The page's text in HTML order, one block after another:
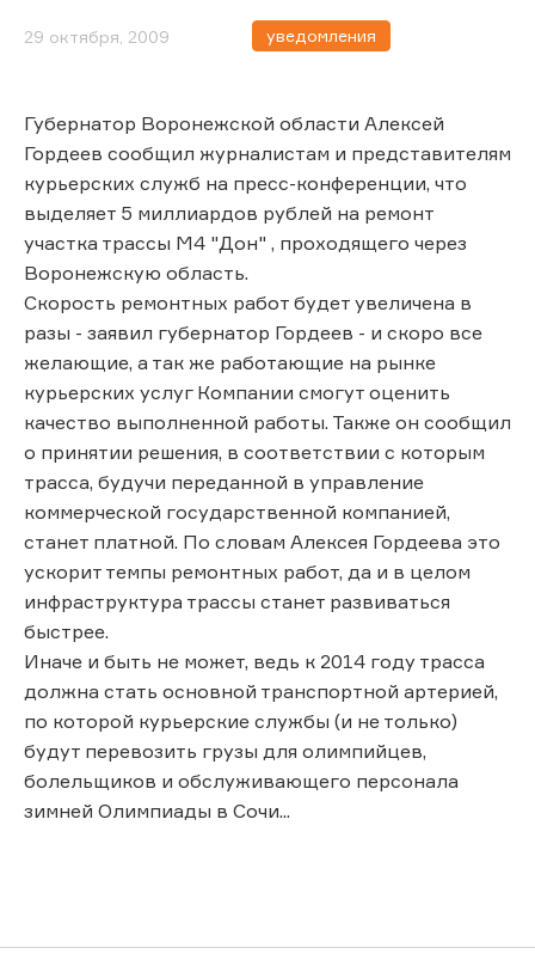
29 октября, 2009 уведомления
Губернатор Воронежской области Алексей
Гордеев сообщил журналистам и представителям
курьерских служб на пресс-конференции, что
выделяет 5 миллиардов рублей на ремонт
участка трассы М4 "Дон" , проходящего через
Воронежскую область.
Скорость ремонтных работ будет увеличена в
разы - заявил губернатор Гордеев - и скоро все
желающие, а так же работающие на рынке
курьерских услуг Компании смогут оценить
качество выполненной работы. Также он сообщил
о принятии решения, в соответствии с которым
трасса, будучи переданной в управление
коммерческой государственной компанией,
станет платной. По словам Алексея Гордеева это
ускорит темпы ремонтных работ, да и в целом
инфраструктура трассы станет развиваться
быстрее.
Иначе и быть не может, ведь к 2014 году трасса
должна стать основной транспортной артерией,
по которой курьерские службы (и не только)
будут перевозить грузы для олимпийцев,
болельщиков и обслуживающего персонала
зимней Олимпиады в Сочи...